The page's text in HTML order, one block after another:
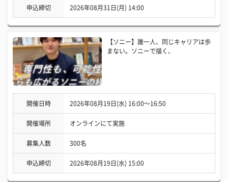
申込締切 2026年08月31日(月) 14:00
【ソニー】誰一人、同じキャリアは歩
まない。ソニーで描く、
開催日時 2026年08月19日(水) 16:00〜16:50
開催場所 オンラインにて実施
募集人数 300名
申込締切 2026年08月19日(水) 15:00